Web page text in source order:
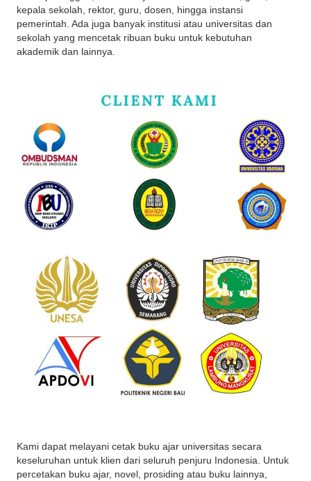
kepala sekolah, rektor, guru, dosen, hingga instansi
pemerintah. Ada juga banyak institusi atau universitas dan
sekolah yang mencetak ribuan buku untuk kebutuhan
akademik dan lainnya.
Kami dapat melayani cetak buku ajar universitas secara
keseluruhan untuk klien dari seluruh penjuru Indonesia. Untuk
percetakan buku ajar, novel, prosiding atau buku lainnya,